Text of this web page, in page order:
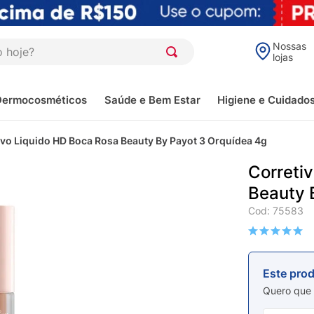
Nossas
lojas
Saúde e Bem Estar Higiene e
Liquido HD Boca Rosa Beauty By Payot 3 Orquídea 4g
Beauty
Cod:75583
Este
Quero